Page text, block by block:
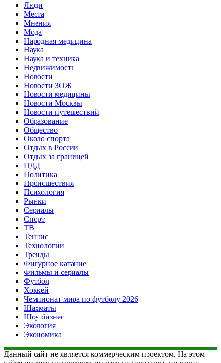
Люди
Места
Мнения
Мода
Народная медицина
Наука
Наука и техника
Недвижимость
Новости
Новости ЗОЖ
Новости медицины
Новости Москвы
Новости путешествий
Образование
Общество
Около спорта
Отдых в России
Отдых за границей
ПДД
Политика
Происшествия
Психология
Рынки
Сериалы
Спорт
ТВ
Теннис
Технологии
Тренды
Фигурное катание
Фильмы и сериалы
Футбол
Хоккей
Чемпионат мира по футболу 2026
Шахматы
Шоу-бизнес
Экология
Экономика
Данный сайт не является коммерческим проектом. На этом